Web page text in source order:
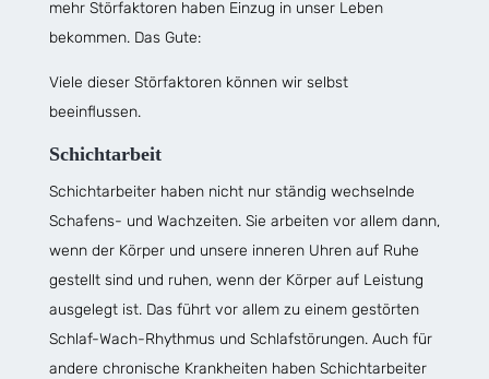
mehr Störfaktoren haben Einzug in unser Leben
bekommen. Das Gute:
Viele dieser Störfaktoren können wir selbst
beeinflussen.
Schichtarbeit
Schichtarbeiter haben nicht nur ständig wechselnde
Schafens- und Wachzeiten. Sie arbeiten vor allem dann,
wenn der Körper und unsere inneren Uhren auf Ruhe
gestellt sind und ruhen, wenn der Körper auf Leistung
ausgelegt ist. Das führt vor allem zu einem gestörten
Schlaf-Wach-Rhythmus und Schlafstörungen. Auch für
andere chronische Krankheiten haben Schichtarbeiter